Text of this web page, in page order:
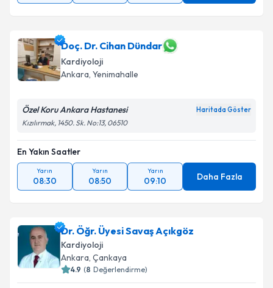
Doç. Dr. Cihan Dündar
Kardiyoloji
Ankara, Yenimahalle
Özel Koru Ankara Hastanesi Haritada Göster
Kızılırmak, 1450. Sk. No:13, 06510
En Yakın Saatler
Yarın
08:30
Yarın
08:50
Yarın
09:10 Daha Fazla
Dr. Öğr. Üyesi Savaş Açıkgöz
Kardiyoloji
Ankara, Çankaya
4.9 (8 Değerlendirme)